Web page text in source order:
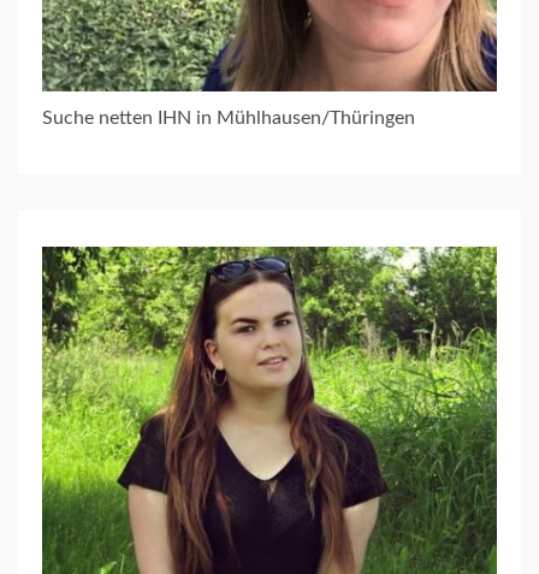
Suche netten IHN in Mühlhausen/Thüringen